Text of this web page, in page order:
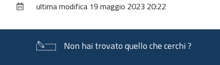
documentoultima modifica 19 maggio 2023 20:22
Non hai trovato quello che cerchi ?